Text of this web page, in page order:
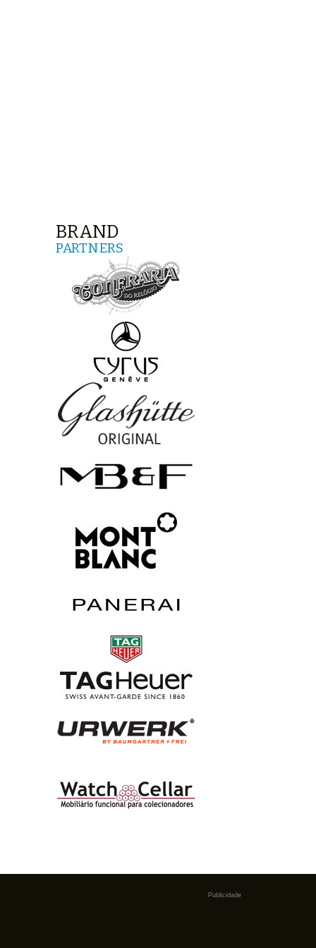
BRAND
PARTNERS
Publicidade